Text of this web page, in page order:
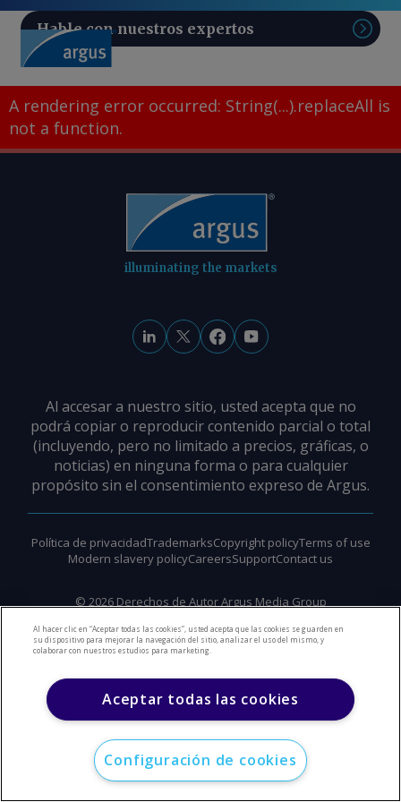
Hable con nuestros expertos
A rendering error occurred: String(...).replaceAll is
not a function.
illuminating the markets
Al accesar a nuestro sitio, usted acepta que no
podrá copiar o reproducir contenido parcial o total
(incluyendo, pero no limitado a precios, gráficas, o
noticias) en ninguna forma o para cualquier
propósito sin el consentimiento expreso de Argus.
© 2026 Derechos de Autor Argus Media Group
Política de privacidadTrademarksCopyright policyTerms of use
Modern slavery policyCareersSupportContact us
Al hacer clic en “Aceptar todas las cookies”, usted acepta que las cookies se guarden en
su dispositivo para mejorar la navegación del sitio, analizar el uso del mismo, y
colaborar con nuestros estudios para marketing.
Aceptar todas las cookies
Configuración de cookies